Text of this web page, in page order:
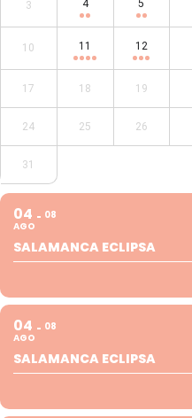
3 4 5
10 11 12
17 18 19
24 25 26
31
04
AGO
08
SALAMANCA ECLIPSA
04
AGO
08
SALAMANCA ECLIPSA